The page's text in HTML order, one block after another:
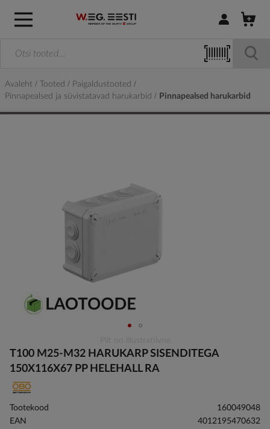
Logi sisse /
Avaleht Tooted
Paigaldustooted
Pinnapealsed ja süvistatavad harukarbid
Pinnapealsed harukarbid
to
the
of
images
gallery
T100 M25-M32 HARUKARP SISENDITEGA
150X116X67 PP HELEHALL RA
Tootekood
160049048
EAN
4012195470632